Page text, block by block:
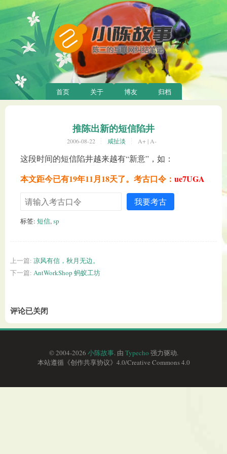
首页 关于 博友 归档
推陈出新的短信陷井
2006-08-22 咸扯淡 A+ |A-
这段时间的短信陷井越来越有“新意”，如：
本文距今已有19年11月18天了。考古口令： ue7UGA
我要考古
标签: 短信,sp
上一篇: 凉风有信，秋月无边。
下一篇: AntWorkShop 蚂蚁工坊
评论已关闭
© 2004-2026 小陈故事. 由 Typecho 强力驱动.
本站遵循《创作共享协议》4.0/Creative Commons 4.0